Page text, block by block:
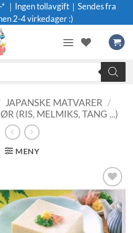
｜Ingen tollavgift｜Sendes fra
2-4 virkedager :)
JAPANSKE MATVARER /
(RIS, MELMIKS, TANG ...)
MENY
Legg til i
ønskeliste